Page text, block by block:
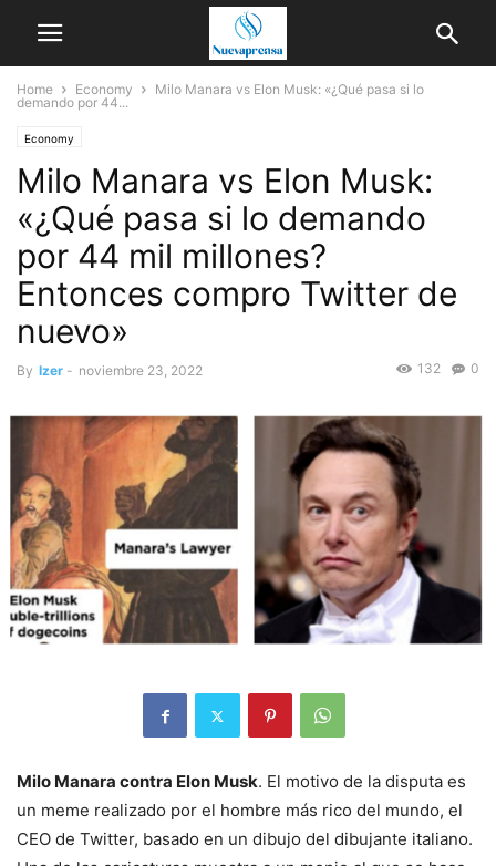
Home Economy
Milo Manara vs Elon Musk: «¿Qué pasa si lo
demando por 44...
Economy
Milo Manara vs Elon Musk:
«¿Qué pasa si lo demando
por 44 mil millones?
Entonces compro Twitter de
nuevo»
By Izer - noviembre 23, 2022 0
132
Milo Manara contra Elon Musk. El motivo de la disputa es
un meme realizado por el hombre más rico del mundo, el
CEO de Twitter, basado en un dibujo del dibujante italiano.